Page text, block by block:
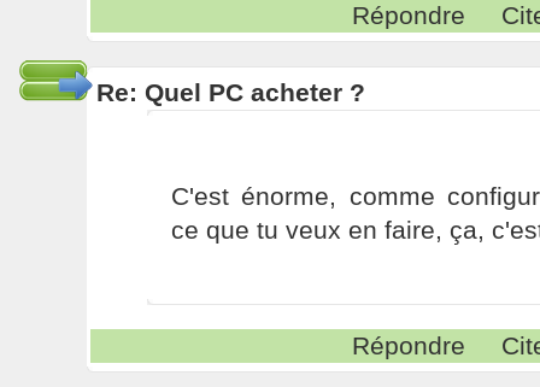
Répondre
Re: Quel PC acheter ?
C'est énorme, comme
ce que tu veux en faire, ça,
Répondre